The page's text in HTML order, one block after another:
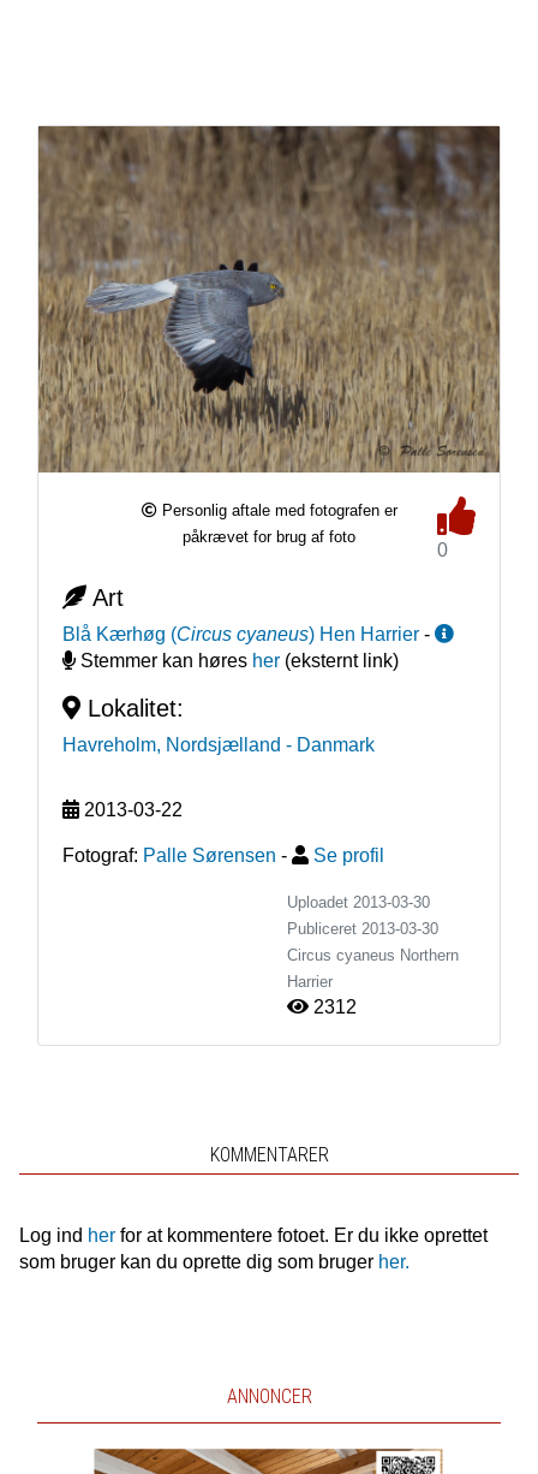
Personlig aftale med fotografen er
påkrævet for brug af foto
0
Art
Blå Kærhøg (Circus cyaneus) Hen Harrier -
Stemmer kan høres her(eksternt link)
Lokalitet:
Havreholm, Nordsjælland - Danmark
2013-03-22
Fotograf: Palle Sørensen - Se profil
Uploadet 2013-03-30
Publiceret 2013-03-30
Circus cyaneus Northern
Harrier
2312
KOMMENTARER
Log ind herfor at kommentere fotoet. Er du ikke oprettet
som bruger kan du oprette dig som bruger her.
ANNONCER